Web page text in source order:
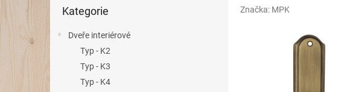
n
kategorie
Kategorie
Dveře interiérové
Typ - K2
Typ - K3
Typ - K4
Značka: MPK